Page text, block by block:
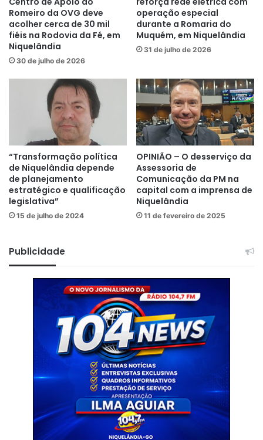
Romeiro da OVG deve
acolher cerca de 30 mil
fiéis na Rodovia da Fé, em
Niquelândia
30 de julho de 2026
operação especial
durante a Romaria do
Muquém, em Niquelândia
31 de julho de 2026
“Transformação política
de Niquelândia depende
de planejamento
estratégico e qualificação
legislativa”
15 de julho de 2024
OPINIÃO – O desserviço da
Assessoria de
Comunicação da PM na
capital com a imprensa de
Niquelândia
11 de fevereiro de 2025
Publicidade